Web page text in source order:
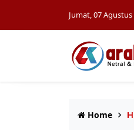
Jumat, 07 Agustus
Home